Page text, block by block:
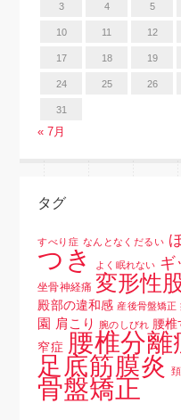
3 4 5
10 11 12
17 18 19
24 25 26
31
« 7月
タグ
すべり症 なんとなくだるい
つき
よく眠れない ギ
坐骨神経痛 変形性
殿部の違和感 産後骨盤矯正
園 肩こり 腕のしびれ 腰椎
窄症 腰椎分離
足底筋膜炎
骨盤矯正